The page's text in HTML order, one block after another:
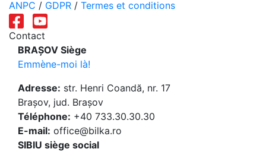
ANPC / GDPR / Termes et conditions
Contact
BRAȘOV Siège
Emmène-moi là!
Adresse: str. Henri Coandă, nr. 17
Brașov, jud. Brașov
Téléphone: +40 733.30.30.30
E-mail: office@bilka.ro
SIBIU siège social